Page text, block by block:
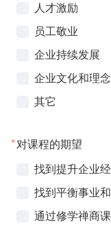
人才激励
员工敬业
企业持续发展
企业文化和理念
其它
*对课程的期望
找到提升企业
找到平衡事业
通过修学禅商